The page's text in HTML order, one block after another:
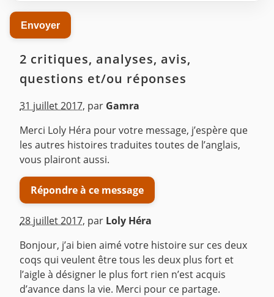
2 critiques, analyses, avis,
questions et/ou réponses
31 juillet 2017, par Gamra
Merci Loly Héra pour votre message, j’espère que
les autres histoires traduites toutes de l’anglais,
vous plairont aussi.
Répondre à ce message
28 juillet 2017, par Loly Héra
Bonjour, j’ai bien aimé votre histoire sur ces deux
coqs qui veulent être tous les deux plus fort et
l’aigle à désigner le plus fort rien n’est acquis
d’avance dans la vie. Merci pour ce partage.